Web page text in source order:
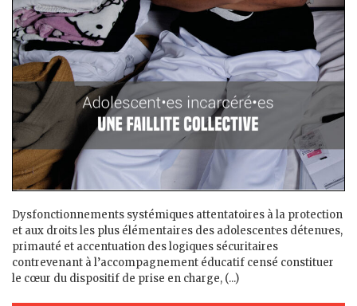
Dysfonctionnements systémiques attentatoires à la protection
et aux droits les plus élémentaires des adolescent·es détenu·es,
primauté et accentuation des logiques sécuritaires
contrevenant à l’accompagnement éducatif censé constituer
le cœur du dispositif de prise en charge, (...)